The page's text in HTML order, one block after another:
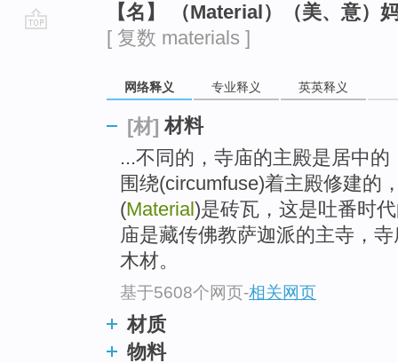
【名】 （Material）（美、意）
[ 复数 materials ]
网络释义 专业释义 英英释义
[材] 材料
...不同的，寺庙的主殿是居中
围绕(circumfuse)着主殿修建的
(Material)是砖瓦，这是吐番时
庙是藏传佛教萨迦派的主寺，
木材。
基于5608个网页-相关网页
材质
物料